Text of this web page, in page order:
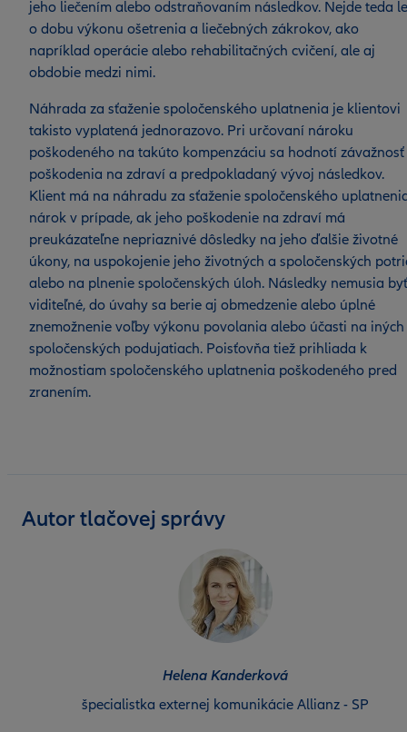
jeho liečením alebo odstraňovaním následkov. Nejde teda
o dobu výkonu ošetrenia a liečebných zákrokov, ako
napríklad operácie alebo rehabilitačných cvičení, ale aj
obdobie medzi nimi.
Náhrada za sťaženie spoločenského uplatnenia je klientovi
takisto vyplatená jednorazovo. Pri určovaní nároku
poškodeného na takúto kompenzáciu sa hodnotí závažnosť
poškodenia na zdraví a predpokladaný vývoj následkov.
Klient má na náhradu za sťaženie spoločenského
nárok v prípade, ak jeho poškodenie na zdraví má
preukázateľne nepriaznivé dôsledky na jeho ďalšie životné
úkony, na uspokojenie jeho životných a spoločenských
alebo na plnenie spoločenských úloh. Následky nemusia byť
viditeľné, do úvahy sa berie aj obmedzenie alebo úplné
znemožnenie voľby výkonu povolania alebo účasti na iných
spoločenských podujatiach. Poisťovňa tiež prihliada k
možnostiam spoločenského uplatnenia poškodeného pred
zranením.
Autor tlačovej správy
Helena Kanderková
špecialistka externej komunikácie Allianz - SP